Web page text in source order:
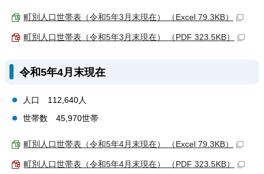
町別人口世帯表（令和5年3月末現在） （Excel 79.3KB）
町別人口世帯表（令和5年3月末現在） （PDF 323.5KB）
令和5年4月末現在
人口 112,640人
世帯数 45,970世帯
町別人口世帯表（令和5年4月末現在） （Excel 79.3KB）
町別人口世帯表（令和5年4月末現在） （PDF 323.5KB）